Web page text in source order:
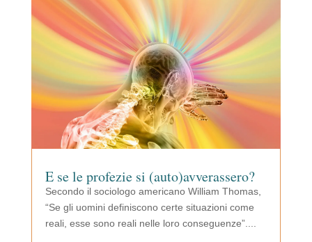
E se le profezie si (auto)avverassero?
Secondo il sociologo americano William Thomas,
“Se gli uomini definiscono certe situazioni come
reali, esse sono reali nelle loro conseguenze”....